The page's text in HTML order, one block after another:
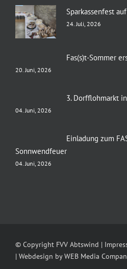
Sparkassenfest
24. Juli, 2026
Fas(s)t-Sommer
20. Juni, 2026
3. Dorfflohmarkt
04. Juni, 2026
Einladung zum
Sonnwendfeuer
04. Juni, 2026
© Copyright FVV Abtswind |
| Webdesign byWEB Media